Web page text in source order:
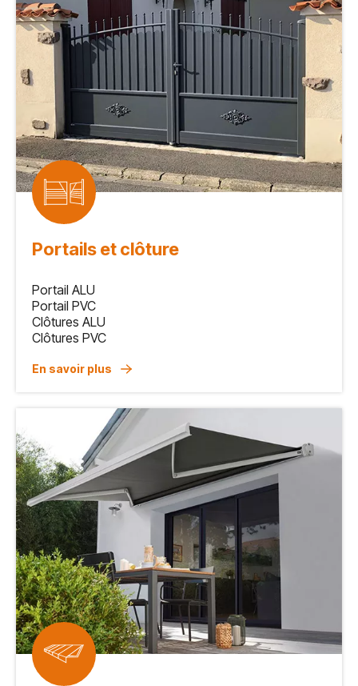
Portails et clôture
Portail ALU
Portail PVC
Clôtures ALU
Clôtures PVC
En savoir plus